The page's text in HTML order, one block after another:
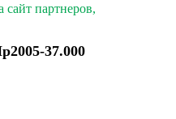
партнеров,
37.000